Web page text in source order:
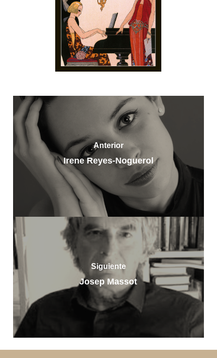
Anterior
Irene Reyes-Noguerol
Siguiente
Josep Massot